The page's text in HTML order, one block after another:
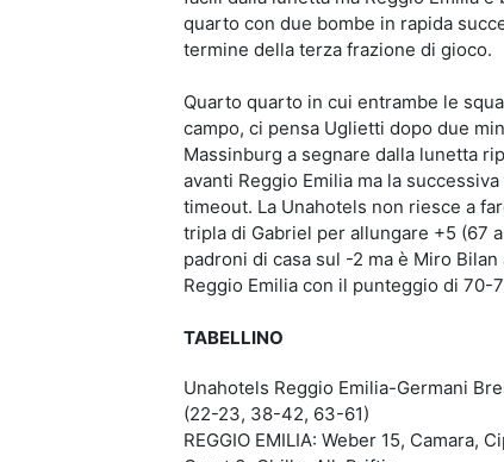
quarto con due bombe in rapida
termine della terza frazione di gioco.
Quarto quarto in cui entrambe le
campo, ci pensa Uglietti dopo due
Massinburg a segnare dalla lunetta
avanti Reggio Emilia ma la
timeout. La Unahotels non riesce a
tripla di Gabriel per allungare +5 (67
padroni di casa sul -2 ma è Miro
Reggio Emilia con il punteggio di 70-
TABELLINO
Unahotels Reggio Emilia-Germani
(22-23, 38-42, 63-61)
REGGIO EMILIA: Weber 15, Camara,